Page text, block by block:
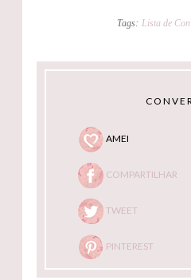
Tags: Lista de
AMEI
COMPARTILHAR
TWEET
PINTEREST